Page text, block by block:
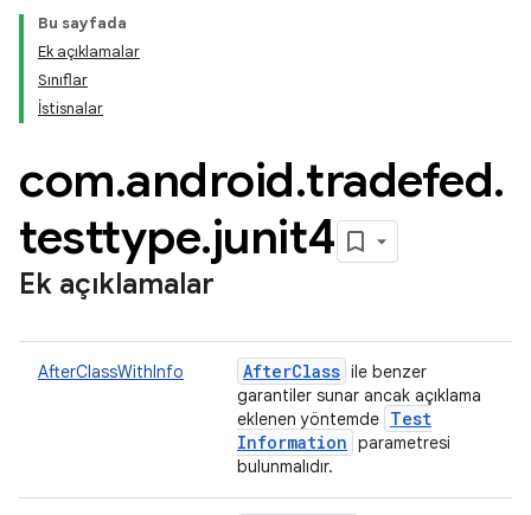
Bu sayfada
Ek açıklamalar
Sınıflar
İstisnalar
com.android.tradefed.
testtype.junit4
Ek açıklamalar
AfterClassWithInfo AfterClass ile benzer
garantiler sunar ancak açıklama
eklenen yöntemde Test
Information parametresi
bulunmalıdır.